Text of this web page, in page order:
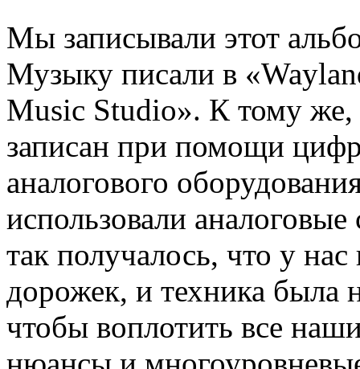
Мы записывали этот
Музыку писали в
Music Studio». К тому же,
записан при помощи
аналогового
использовали аналоговые
так получалось, что у
дорожек, и техника была
чтобы воплотить все